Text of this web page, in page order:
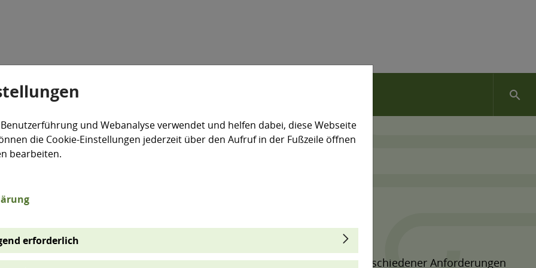
Veranstaltungen search
Informationssystem hat im Vollzug der 39. BImSchV eine Vielzahl verschiedener Anforderungen
und Webanalyse verwendet und helfen dabei, diese Webseite
die Cookie-Einstellungen jederzeit über den Aufruf in der Fußzeile öffnen
bearbeiten.
erforderlich